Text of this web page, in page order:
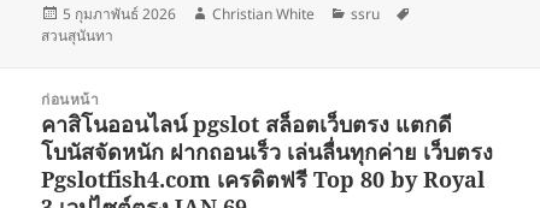
เขียน
เมื่อ
5 กุมภาพันธ์ 2026
ผู้
Christian White
หมวด
ssru
สวนสุนันทา
ก่อนหน้า
เรื่อง
ก่อน
หน้า:
คาสิโนออนไลน์ pgslot สล็อตเว็บตรง แตกดี
โบนัสจัดหนัก ฝากถอนเร็ว เล่นลื่นทุกค่าย เว็บตรง
Pgslotfish4.com เครดิตฟรี Top 80 by Royal